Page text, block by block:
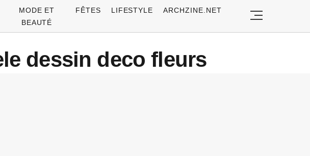
MODE ET
BEAUTÉ
FÊTES LIFESTYLE ARCHZINE.NET
dessin deco fleurs